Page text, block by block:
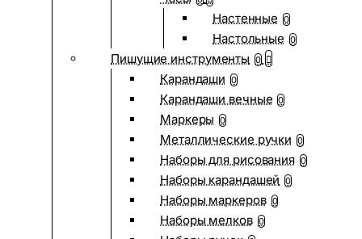
Настенные 0
Настольные 0
Пишущие инструменты 0
Карандаши 0
Карандаши вечные 0
Маркеры 0
Металлические ручки 0
Наборы для рисования 0
Наборы карандашей 0
Наборы маркеров 0
Наборы мелков 0